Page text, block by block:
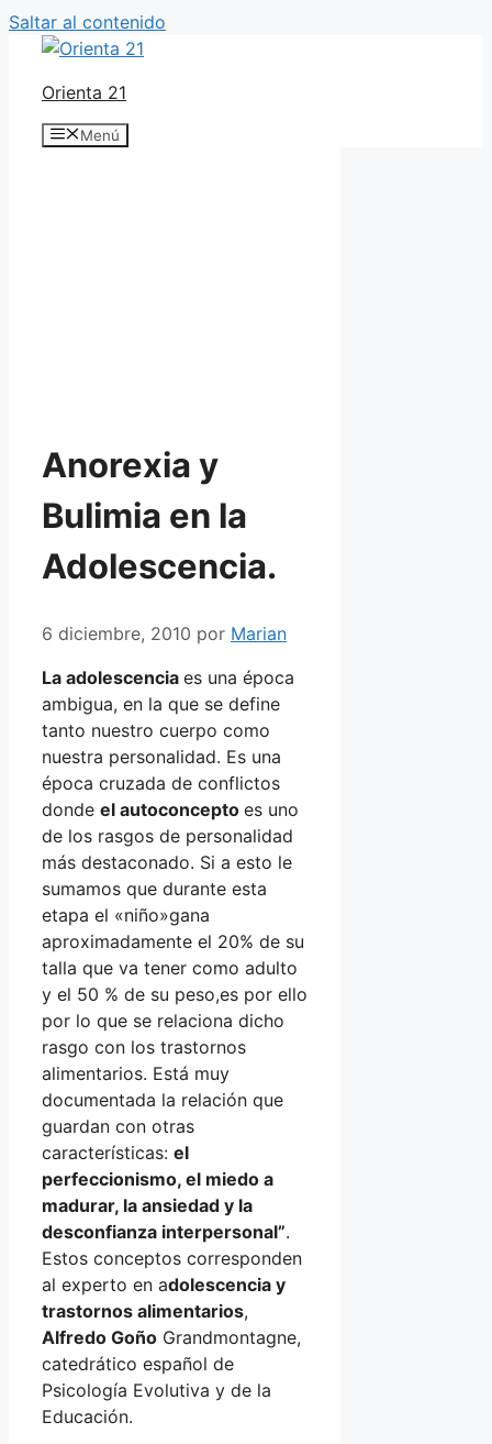
Saltar al contenido
Orienta 21
Menú
Anorexia y
Bulimia en la
Adolescencia.
6 diciembre, 2010 por Marian
La adolescencia es una época
ambigua, en la que se define
tanto nuestro cuerpo como
nuestra personalidad. Es una
época cruzada de conflictos
donde el autoconcepto es uno
de los rasgos de personalidad
más destaconado. Si a esto le
sumamos que durante esta
etapa el «niño»gana
aproximadamente el 20% de su
talla que va tener como adulto
y el 50 % de su peso,es por ello
por lo que se relaciona dicho
rasgo con los trastornos
alimentarios. Está muy
documentada la relación que
guardan con otras
características: el
perfeccionismo, el miedo a
madurar, la ansiedad y la
desconfianza interpersonal”.
Estos conceptos corresponden
al experto en adolescencia y
trastornos alimentarios,
Alfredo Goño Grandmontagne,
catedrático español de
Psicología Evolutiva y de la
Educación.